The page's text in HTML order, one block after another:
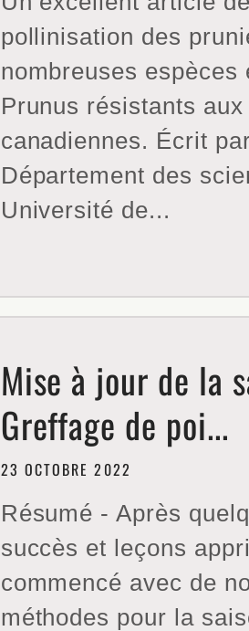
pollinisation des
nombreuses espèces
Prunus résistants
canadiennes. Écrit
Département des
Université de...
Mise à jour de la
Greffage de poi...
23 OCTOBRE 2022
Résumé - Après
succès et leçons
commencé avec de
méthodes pour la